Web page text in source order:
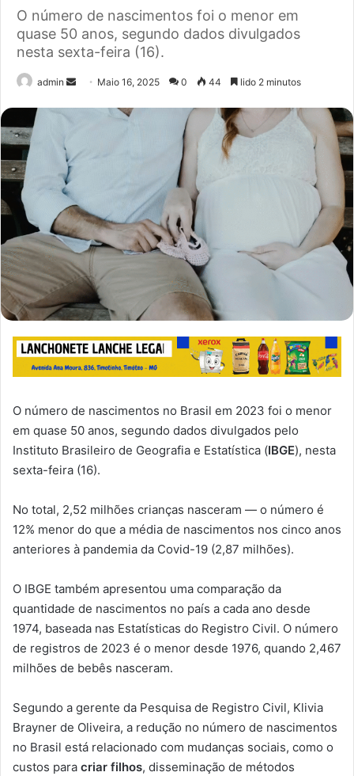
O número de nascimentos foi o menor em
quase 50 anos, segundo dados divulgados
nesta sexta-feira (16).
admin
Send Maio 16, 2025 0 44 lido 2 minutos
O número de nascimentos no Brasil em 2023 foi o menor
em quase 50 anos, segundo dados divulgados pelo
Instituto Brasileiro de Geografia e Estatística (IBGE), nesta
sexta-feira (16).
No total, 2,52 milhões crianças nasceram — o número é
12% menor do que a média de nascimentos nos cinco anos
anteriores à pandemia da Covid-19 (2,87 milhões).
O IBGE também apresentou uma comparação da
quantidade de nascimentos no país a cada ano desde
1974, baseada nas Estatísticas do Registro Civil. O número
de registros de 2023 é o menor desde 1976, quando 2,467
milhões de bebês nasceram.
Segundo a gerente da Pesquisa de Registro Civil, Klivia
Brayner de Oliveira, a redução no número de nascimentos
no Brasil está relacionado com mudanças sociais, como o
custos para criar filhos, disseminação de métodos